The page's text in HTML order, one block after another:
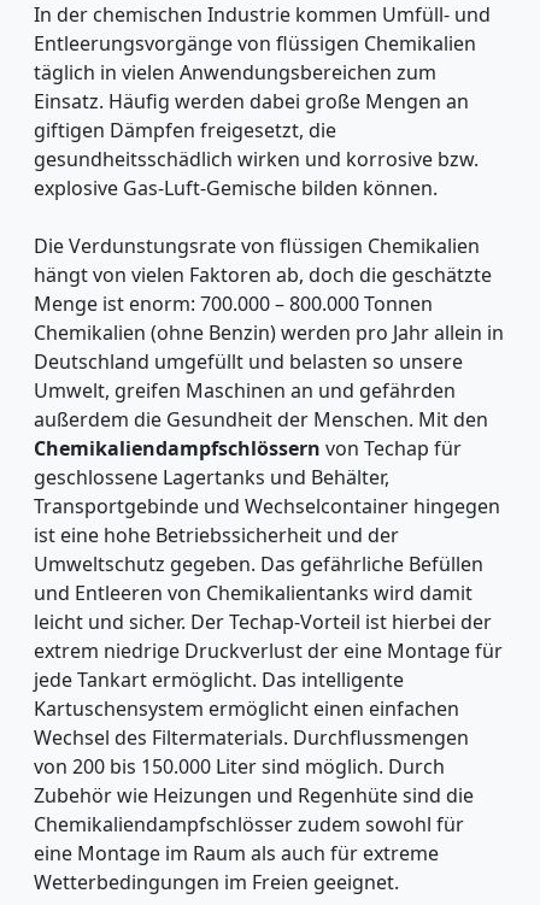
In der chemischen Industrie kommen Umfüll- und
Entleerungsvorgänge von flüssigen Chemikalien
täglich in vielen Anwendungsbereichen zum
Einsatz. Häufig werden dabei große Mengen an
giftigen Dämpfen freigesetzt, die
gesundheitsschädlich wirken und korrosive bzw.
explosive Gas-Luft-Gemische bilden können.
Die Verdunstungsrate von flüssigen Chemikalien
hängt von vielen Faktoren ab, doch die geschätzte
Menge ist enorm: 700.000 – 800.000 Tonnen
Chemikalien (ohne Benzin) werden pro Jahr allein in
Deutschland umgefüllt und belasten so unsere
Umwelt, greifen Maschinen an und gefährden
außerdem die Gesundheit der Menschen. Mit den
Chemikaliendampfschlössern von Techap für
geschlossene Lagertanks und Behälter,
Transportgebinde und Wechselcontainer hingegen
ist eine hohe Betriebssicherheit und der
Umweltschutz gegeben. Das gefährliche Befüllen
und Entleeren von Chemikalientanks wird damit
leicht und sicher. Der Techap-Vorteil ist hierbei der
extrem niedrige Druckverlust der eine Montage für
jede Tankart ermöglicht. Das intelligente
Kartuschensystem ermöglicht einen einfachen
Wechsel des Filtermaterials. Durchflussmengen
von 200 bis 150.000 Liter sind möglich. Durch
Zubehör wie Heizungen und Regenhüte sind die
Chemikaliendampfschlösser zudem sowohl für
eine Montage im Raum als auch für extreme
Wetterbedingungen im Freien geeignet.